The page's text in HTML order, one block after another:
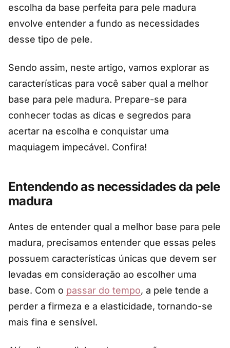
escolha da base perfeita para pele madura
envolve entender a fundo as necessidades
desse tipo de pele.
Sendo assim, neste artigo, vamos explorar as
características para você saber qual a melhor
base para pele madura. Prepare-se para
conhecer todas as dicas e segredos para
acertar na escolha e conquistar uma
maquiagem impecável. Confira!
Entendendo as necessidades da pele
madura
Antes de entender qual a melhor base para pele
madura, precisamos entender que essas peles
possuem características únicas que devem ser
levadas em consideração ao escolher uma
base. Com o passar do tempo, a pele tende a
perder a firmeza e a elasticidade, tornando-se
mais fina e sensível.